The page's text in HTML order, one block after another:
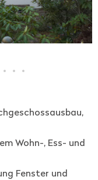
Wohn-, Ess- und
Fenster und